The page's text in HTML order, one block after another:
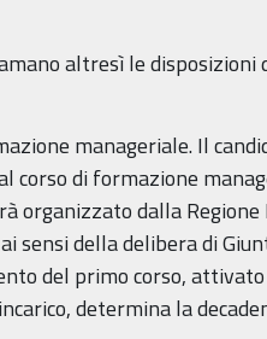
altresì le disposizioni
manageriale. Il
corso di formazione
organizzato dalla
sensi della delibera di
del primo corso,
determina la